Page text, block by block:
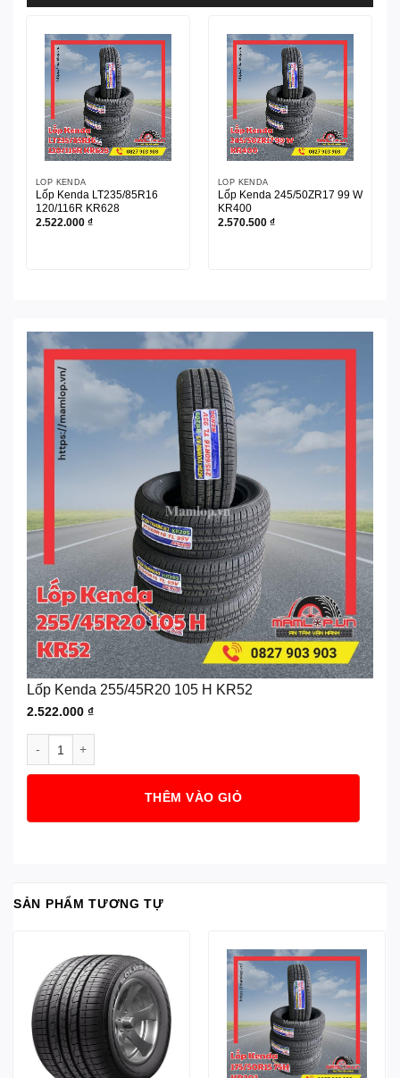
LỐP KENDA
Lốp Kenda LT235/85R16
120/116R KR628
2.522.000 ₫
LỐP KENDA
Lốp Kenda 245/50ZR17 99 W
KR400
2.570.500 ₫
Lốp Kenda 255/45R20 105 H KR52
2.522.000 ₫
THÊM VÀO GIỎ
SẢN PHẨM TƯƠNG TỰ